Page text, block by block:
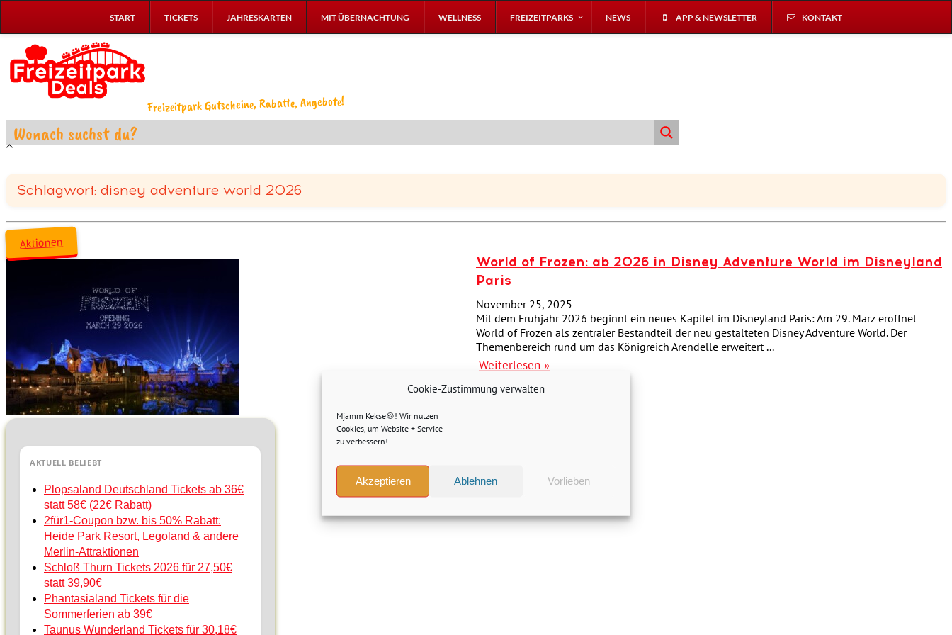
Cookie-Zustimmung verwalten
Mjamm Kekse🍪! Wir nutzen
Cookies, um Website + Service
zu verbessern!
Akzeptieren Ablehnen Vorlieben
START TICKETS JAHRESKARTEN MIT ÜBERNACHTUNG WELLNESS FREIZEITPARKS NEWS APP & NEWSLETTER KONTAKT
Freizeitpark Gutscheine, Rabatte, Angebote!
Schlagwort: disney adventure world 2026
Aktionen
World of Frozen: ab 2026 in Disney Adventure World im Disneyland
Paris
November 25, 2025
Mit dem Frühjahr 2026 beginnt ein neues Kapitel im Disneyland Paris: Am 29. März eröffnet
World of Frozen als zentraler Bestandteil der neu gestalteten Disney Adventure World. Der
Themenbereich rund um das Königreich Arendelle erweitert ...
Weiterlesen »
AKTUELL BELIEBT
Plopsaland Deutschland Tickets ab 36€
statt 58€ (22€ Rabatt)
2für1-Coupon bzw. bis 50% Rabatt:
Heide Park Resort, Legoland & andere
Merlin-Attraktionen
Schloß Thurn Tickets 2026 für 27,50€
statt 39,90€
Phantasialand Tickets für die
Sommerferien ab 39€
Taunus Wunderland Tickets für 30,18€